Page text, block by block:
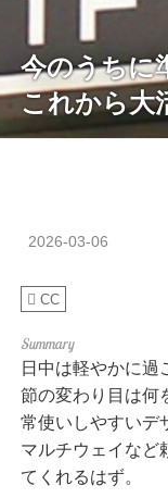
今のうちに
これから大
2026-03-06
CC
日中は軽やかに
節の変わり目は何
常使いしやすいデ
マルチウェイなど
てくれるはず。